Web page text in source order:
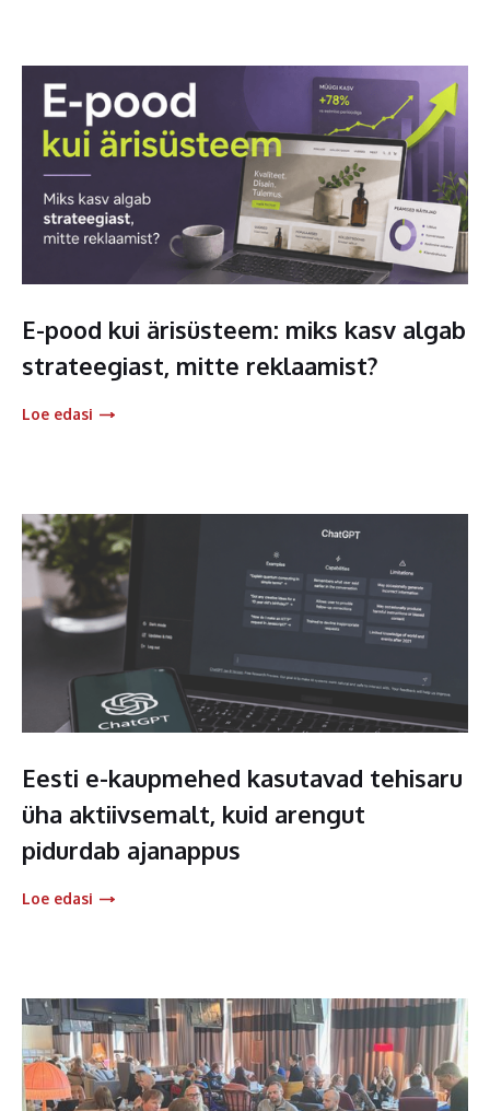
E-pood kui ärisüsteem: miks kasv algab
strateegiast, mitte reklaamist?
Loe edasi
Eesti e-kaupmehed kasutavad tehisaru
üha aktiivsemalt, kuid arengut
pidurdab ajanappus
Loe edasi